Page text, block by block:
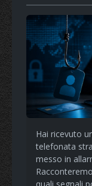
Hai ricevuto
telefonata
messo in